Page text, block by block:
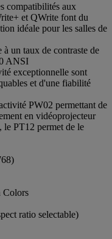
compatibilités aux
et QWrite font du
idéale pour les salles de
un taux de contraste de
ANSI
exceptionnelle sont
et d'une fiabilité
PW02 permettant de
en vidéoprojecteur
le PT12 permet de le
Colors
ratio selectable)